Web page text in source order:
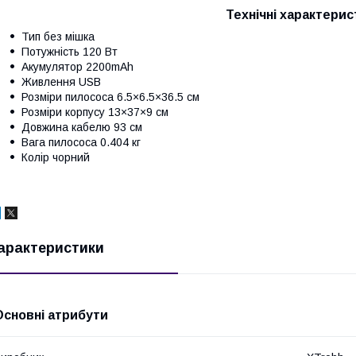
Технічні
Тип без мішка
Потужність 120 Вт
Акумулятор 2200mAh
Живлення USB
Розміри пилососа 6.5×6.5×36.5 см
Розміри корпусу 13×37×9 см
Довжина кабелю 93 см
Вага пилососа 0.404 кг
Колір чорний
атрибути